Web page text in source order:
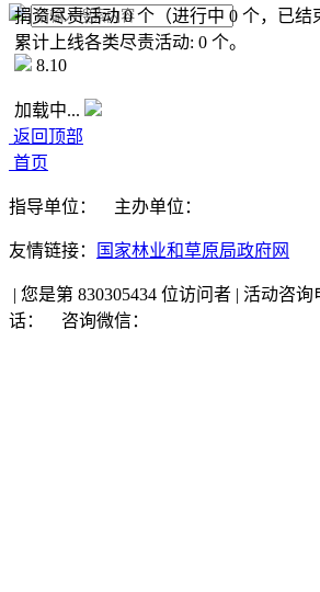
捐资尽责活动0个 （进行中0 个，已结
累计上线各类尽责活动:0 个。
8.10
加载中...
返回顶部
首页
指导单位： 主办单位：
友情链接： 国家林业和草原局政府网
| 您是第 830305434 位访问者 | 活动咨询
话：
咨询微信：